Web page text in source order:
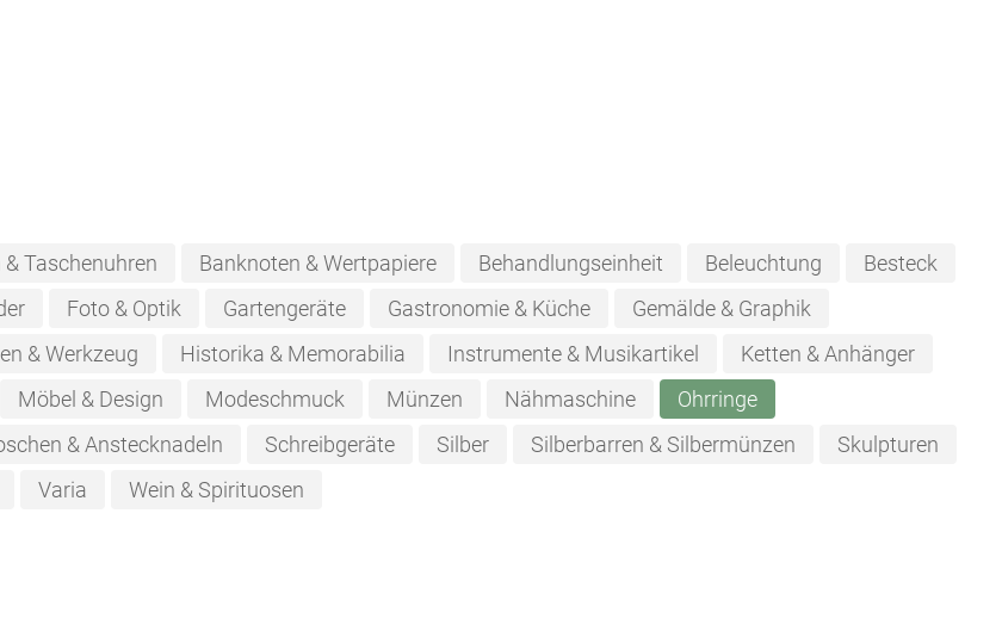
Taschenuhren Banknoten & Wertpapiere Behandlungseinheit Beleuchtung
Besteck
Foto & Optik Gartengeräte Gastronomie & Küche
Gemälde & Graphik
& Werkzeug Historika & Memorabilia Instrumente & Musikartikel
Ketten & Anhänger
Möbel & Design Modeschmuck Münzen Nähmaschine
Ohrringe
& Anstecknadeln Schreibgeräte Silber Silberbarren & Silbermünzen
Skulpturen
Varia Wein & Spirituosen